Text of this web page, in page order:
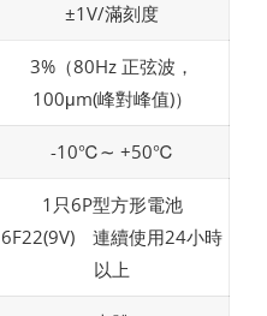
±1V/滿刻度
3%（80Hz 正弦波，
100μm(峰對峰值)）
-10℃∼ +50℃
1只6P型方形電池
6F22(9V) 連續使用24小時
以上